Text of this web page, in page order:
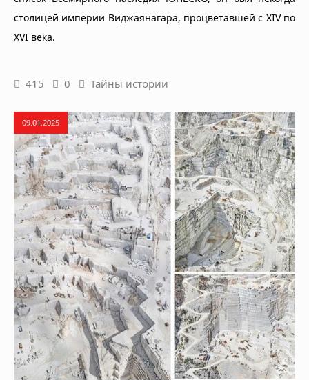
столицей империи Виджаянагара, процветавшей с XIV по
XVI века.
415 0 Тайны истории
09.01.2025